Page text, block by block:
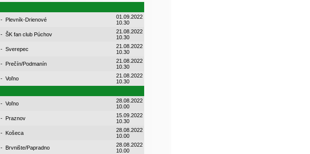
- Plevník-Drienové
01.09.2022
10.30
- ŠK fan club Púchov
21.08.2022
10.30
- Sverepec
21.08.2022
10.30
- Prečín/Podmanín
21.08.2022
10.30
- Voľno
21.08.2022
10.30
- Voľno
28.08.2022
10.00
- Praznov
15.09.2022
10.30
- Košeca
28.08.2022
10.00
- Brvnište/Papradno
28.08.2022
10.00